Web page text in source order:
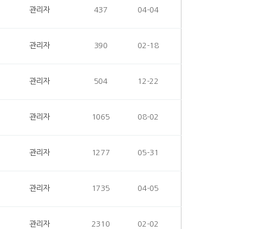
관리자 437 04-04
관리자 390 02-18
관리자 504 12-22
관리자 1065 08-02
관리자 1277 05-31
관리자 1735 04-05
관리자 2310 02-02